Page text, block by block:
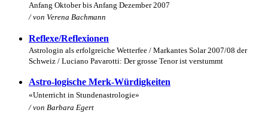
Anfang Oktoberbis Anfang Dezember 2007
/ von Verena Bachmann
Reflexe/Reflexionen
Astrologin als erfolgreiche Wetterfee / Markantes Solar 2007/08 der
Schweiz / Luciano Pavarotti: Der grosse Tenor ist verstummt
Astro-logische Merk-Würdigkeiten
«Unterricht in Stundenastrologie»
/ von Barbara Egert